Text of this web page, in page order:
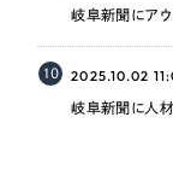
岐阜新聞にアウ
10 2025.10.02
岐阜新聞に人材